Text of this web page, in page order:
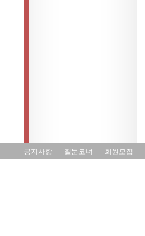
공지사항 질문코너 회원모집